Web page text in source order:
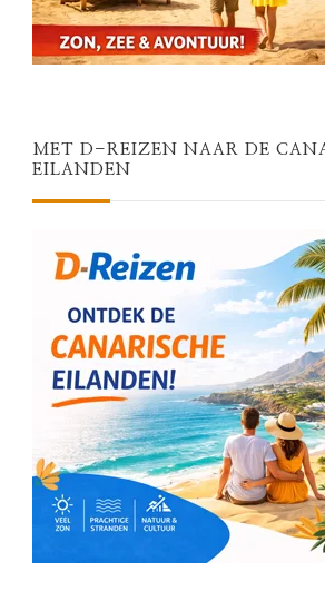
MET D-REIZEN NAAR DE
EILANDEN